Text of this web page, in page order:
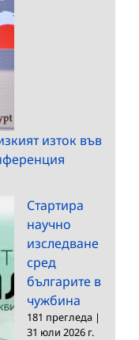
изток във
Стартира
научно
изследване
сред
българите в
чужбина
181 прегледа |
31 юли 2026 г.